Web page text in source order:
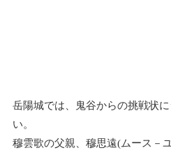
岳陽城では、鬼谷からの挑戦状
い。
穆雲歌の父親、穆思遠(ムース－